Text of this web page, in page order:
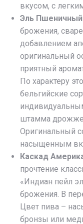
вкусом, с
Эль Пшеничный
брожения,
добавлением
оригинальный
приятный
По характеру
бельгийские
штамма
Оригинальный
насыщенным
Каскад
прочтение
«Индиан пейл
брожения. В
Цвет пива –
бронзы или